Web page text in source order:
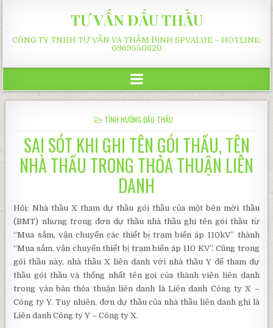
TƯ VẤN ĐẤU THẦU
CÔNG TY TNHH TƯ VẤN VÀ THẨM ĐỊNH SPVALUE – HOTLINE:
0969550820
POSTED
IN
TÌNH HUỐNG ĐẤU THẦU
SAI SÓT KHI GHI TÊN GÓI THẦU, TÊN
NHÀ THẦU TRONG THỎA THUẬN LIÊN
DANH
Hỏi: Nhà thầu X tham dự thầu gói thầu của một bên mời thầu
(BMT) nhưng trong đơn dự thầu nhà thầu ghi tên gói thầu từ
“Mua sắm, vận chuyển các thiết bị trạm biến áp 110kV” thành
“Mua sắm, vận chuyển thiết bị trạm biến áp 110 KV”. Cũng trong
gói thầu này, nhà thầu X liên danh với nhà thầu Y để tham dự
thầu gói thầu và thống nhất tên gọi của thành viên liên danh
trong văn bản thỏa thuận liên danh là Liên danh Công ty X –
Công ty Y. Tuy nhiên, đơn dự thầu của nhà thầu liên danh ghi là
Liên danh Công ty Y – Công ty X.